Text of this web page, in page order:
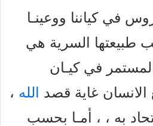
في كياننا ووعينـا
طبيعتها السرية هي
في كيـان
الانسان غاية قصد
الله ،
به ، ، أمـا بحسب